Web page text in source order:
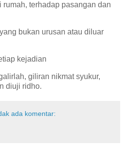
terhadap pasangan dan
bukan urusan atau diluar
kejadian
giliran nikmat syukur,
diuji ridho.
ada komentar: